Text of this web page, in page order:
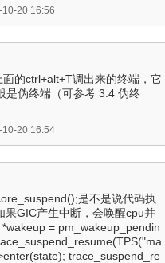
20 16:56
的ctrl+alt+T调出来的终端，它
是伪终端（可参考 3.4 伪终
10-20 16:54
是不是说代码执
GIC产生中断，会唤醒cpu并
= pm_wakeup_pendin
trace_suspend_re